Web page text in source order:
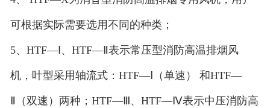
可根据实际需要选用不同的种类；
5、HTF—Ⅰ、HTF—Ⅱ表示常压型消防高温排烟风
机，叶型采用轴流式：HTF—Ⅰ（单速） 和HTF—
Ⅱ（双速）两种；HTF—Ⅲ、HTF—Ⅳ表示中压消防高